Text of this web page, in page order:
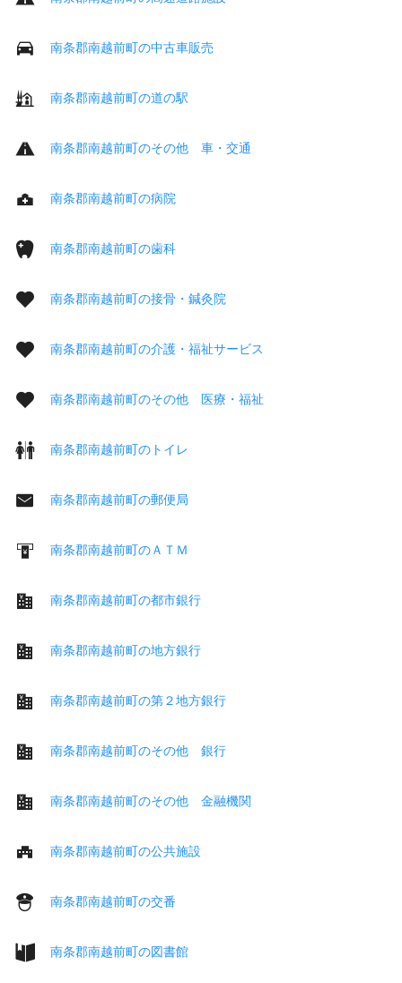
南条郡南越前町の中古車販売
南条郡南越前町の道の駅
南条郡南越前町のその他 車・交通
南条郡南越前町の病院
南条郡南越前町の歯科
南条郡南越前町の接骨・鍼灸院
南条郡南越前町の介護・福祉サービス
南条郡南越前町のその他 医療・福祉
南条郡南越前町のトイレ
南条郡南越前町の郵便局
南条郡南越前町のＡＴＭ
南条郡南越前町の都市銀行
南条郡南越前町の地方銀行
南条郡南越前町の第２地方銀行
南条郡南越前町のその他 銀行
南条郡南越前町のその他 金融機関
南条郡南越前町の公共施設
南条郡南越前町の交番
南条郡南越前町の図書館